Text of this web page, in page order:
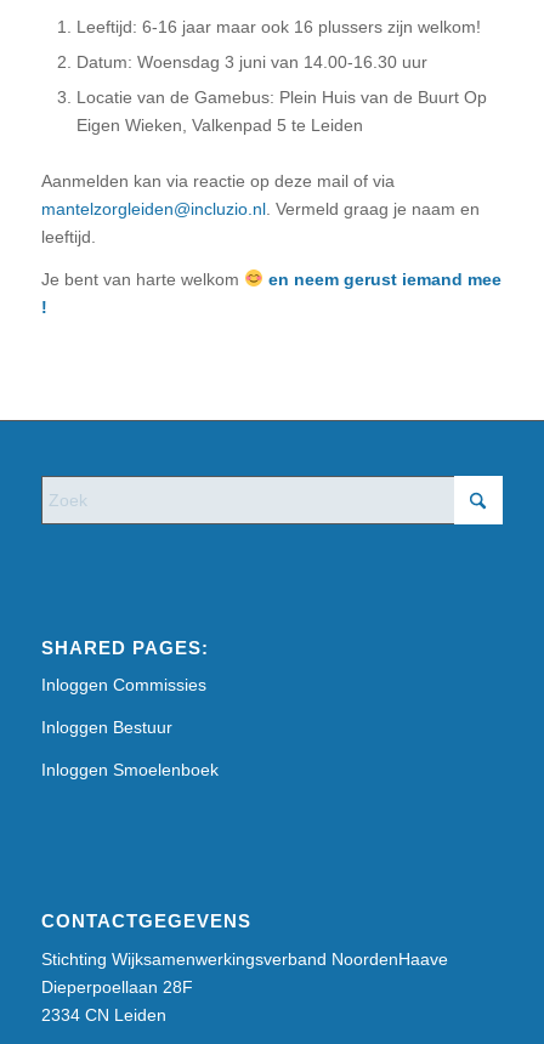
Leeftijd: 6-16 jaar maar ook 16 plussers zijn welkom!
Datum: Woensdag 3 juni van 14.00-16.30 uur
Locatie van de Gamebus: Plein Huis van de Buurt Op
Eigen Wieken, Valkenpad 5 te Leiden
Aanmelden kan via reactie op deze mail of via
mantelzorgleiden@incluzio.nl. Vermeld graag je naam en
leeftijd.
Je bent van harte welkom
en neem gerust iemand mee
!
SHARED PAGES:
Inloggen Commissies
Inloggen Bestuur
Inloggen Smoelenboek
CONTACTGEGEVENS
Stichting Wijksamenwerkingsverband NoordenHaave
Dieperpoellaan 28F
2334 CN Leiden